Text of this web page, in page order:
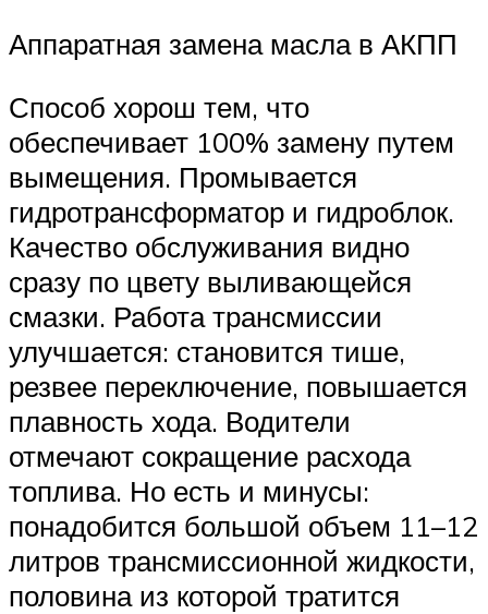
Аппаратная замена масла в АКПП
Способ хорош тем, что
обеспечивает 100% замену путем
вымещения. Промывается
гидротрансформатор и гидроблок.
Качество обслуживания видно
сразу по цвету выливающейся
смазки. Работа трансмиссии
улучшается: становится тише,
резвее переключение, повышается
плавность хода. Водители
отмечают сокращение расхода
топлива. Но есть и минусы:
понадобится большой объем 11–12
литров трансмиссионной жидкости,
половина из которой тратится